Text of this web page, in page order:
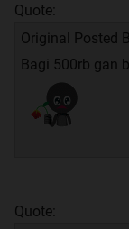
Quote:
Original Posted
Bagi 500rb gan
Quote: